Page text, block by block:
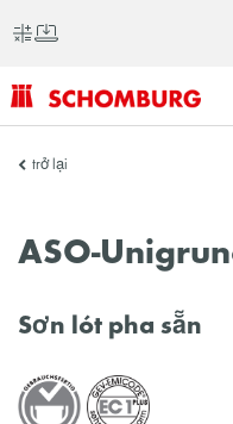
SCHOMBURG
Nam
trở lại
ASO-
Sơn lót pha sẵn